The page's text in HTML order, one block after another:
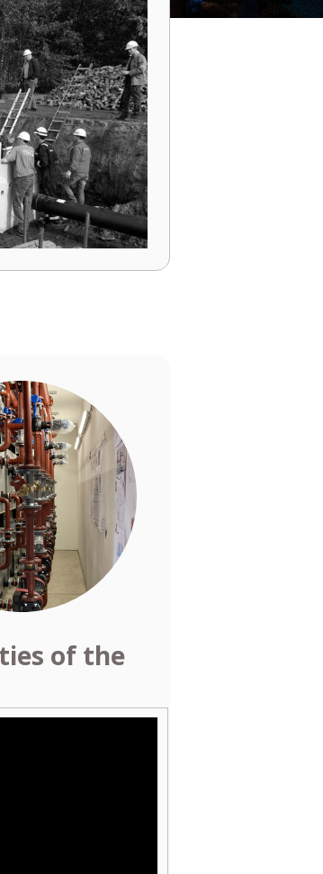
of the